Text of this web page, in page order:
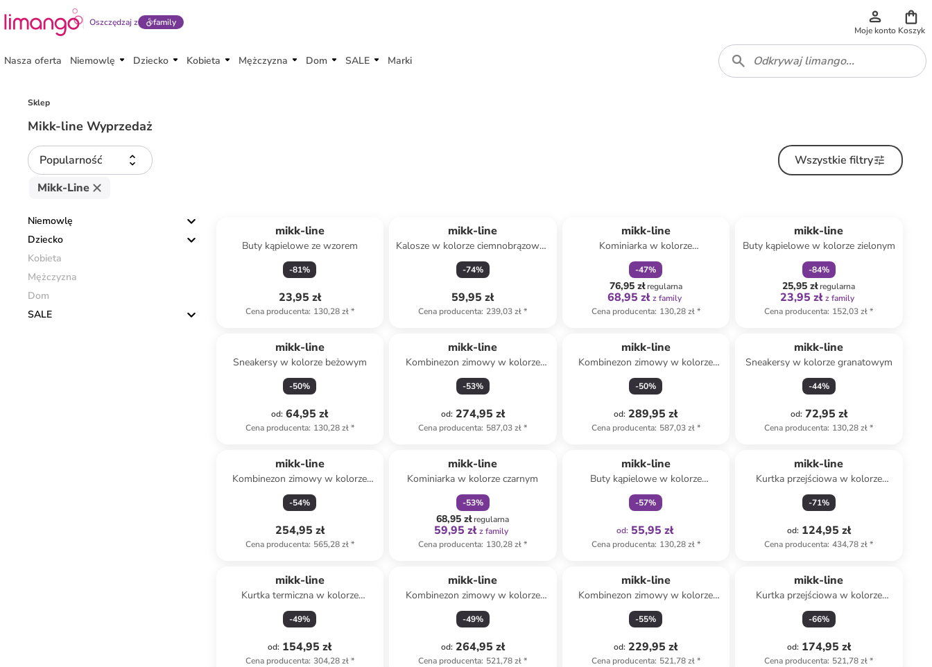
Oszczędzaj z family
Moje konto Koszyk
Nasza oferta Niemowlę Dziecko Kobieta Mężczyzna Dom SALE Marki
Sklep
Mikk-line Wyprzedaż
Popularność
Wszystkie filtry
Mikk-Line
Niemowlę
Dziecko
Kobieta
Mężczyzna
Dom
SALE
mikk-line
Buty kąpielowe ze wzorem
-81%
23,95 zł
Cena producenta: 130,28 zł*
mikk-line
Kalosze w kolorze ciemnobrązowo-
morskim
-74%
59,95 zł
Cena producenta: 239,03 zł*
mikk-line
Kominiarka w kolorze
ciemnozielonym
-47%
76,95 złregularna
68,95 zł z family
Cena producenta: 130,28 zł*
mikk-line
Buty kąpielowe w kolorze zielonym
-84%
25,95 złregularna
23,95 zł z family
Cena producenta: 152,03 zł*
mikk-line
Sneakersy w kolorze beżowym
-50%
od: 64,95 zł
Cena producenta: 130,28 zł*
mikk-line
Kombinezon zimowy w kolorze
jasnoróżowym
-53%
od: 274,95 zł
Cena producenta: 587,03 zł*
mikk-line
Kombinezon zimowy w kolorze
beżowym
-50%
od: 289,95 zł
Cena producenta: 587,03 zł*
mikk-line
Sneakersy w kolorze granatowym
-44%
od: 72,95 zł
Cena producenta: 130,28 zł*
mikk-line
Kombinezon zimowy w kolorze
khaki
-54%
254,95 zł
Cena producenta: 565,28 zł*
mikk-line
Kominiarka w kolorze czarnym
-53%
68,95 złregularna
59,95 zł z family
Cena producenta: 130,28 zł*
mikk-line
Buty kąpielowe w kolorze
karmelowo-jasnoróżowym
-57%
od: 55,95 zł
Cena producenta: 130,28 zł*
mikk-line
Kurtka przejściowa w kolorze
bordowym
-71%
od: 124,95 zł
Cena producenta: 434,78 zł*
mikk-line
Kurtka termiczna w kolorze
jasnoróżowym
-49%
od: 154,95 zł
Cena producenta: 304,28 zł*
mikk-line
Kombinezon zimowy w kolorze
zielonym
-49%
od: 264,95 zł
Cena producenta: 521,78 zł*
mikk-line
Kombinezon zimowy w kolorze
beżowym
-55%
od: 229,95 zł
Cena producenta: 521,78 zł*
mikk-line
Kurtka przejściowa w kolorze
beżowym
-66%
od: 174,95 zł
Cena producenta: 521,78 zł*